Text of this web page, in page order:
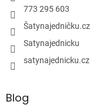
773 295 603
Šatynajedničku.cz
Satynajednicku
satynajednicku.cz
Blog